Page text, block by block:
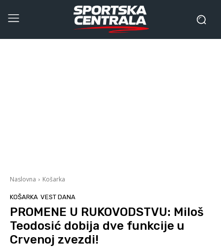
Naslovna Košarka
KOŠARKA VEST DANA
PROMENE U RUKOVODSTVU: Miloš
Teodosić dobija dve funkcije u
Crvenoj zvezdi!